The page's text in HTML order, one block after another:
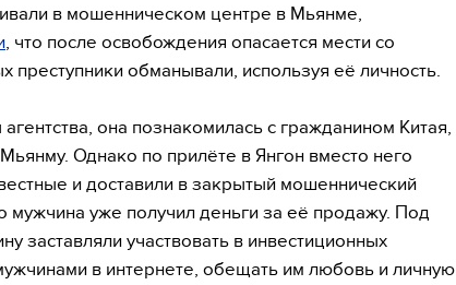
в мошенническом центре в Мьянме,
, что после освобождения опасается мести со
преступники обманывали, используя её личность.
она познакомилась с гражданином Китая,
Однако по прилёте в Янгон вместо него
и доставили в закрытый мошеннический
мужчина уже получил деньги за её продажу. Под
заставляли участвовать в инвестиционных
в интернете, обещать им любовь и личную